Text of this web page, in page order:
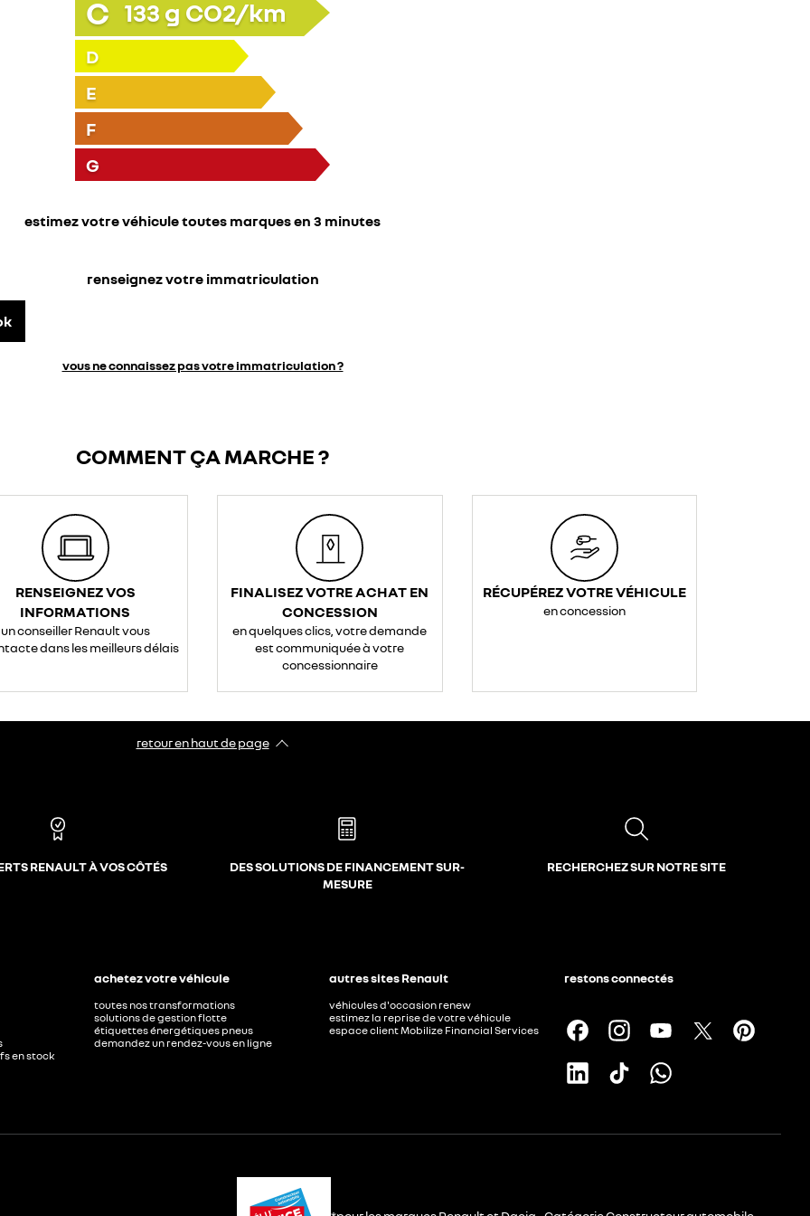
C 133 g CO2/km
D
E
F
G
estimez votre véhicule toutes marques en 3 minutes
renseignez votre immatriculation
vous ne connaissez pas votre immatriculation ?
COMMENT ÇA MARCHE ?
RENSEIGNEZ VOS
INFORMATIONS
un conseiller Renault vous
dans les meilleurs délais
FINALISEZ VOTRE ACHAT EN
CONCESSION
en quelques clics, votre demande
est communiquée à votre
concessionnaire
RÉCUPÉREZ VOTRE VÉHICULE
en concession
retour en haut de page​
RENAULT À VOS CÔTÉS
DES SOLUTIONS DE FINANCEMENT SUR-
MESURE
RECHERCHEZ SUR NOTRE SITE
en stock
achetez votre véhicule
toutes nos transformations
solutions de gestion flotte
étiquettes énergétiques pneus
demandez un rendez-vous en ligne
autres sites Renault
véhicules d'occasion renew
estimez la reprise de votre véhicule
espace client Mobilize Financial Services
restons connectés